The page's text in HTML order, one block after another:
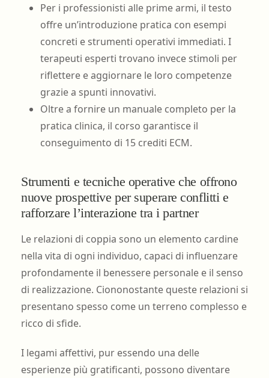
Per i professionisti alle prime armi, il testo
offre un’introduzione pratica con esempi
concreti e strumenti operativi immediati. I
terapeuti esperti trovano invece stimoli per
riflettere e aggiornare le loro competenze
grazie a spunti innovativi.
Oltre a fornire un manuale completo per la
pratica clinica, il corso garantisce il
conseguimento di 15 crediti ECM.
Strumenti e tecniche operative che offrono
nuove prospettive per superare conflitti e
rafforzare l’interazione tra i partner
Le relazioni di coppia sono un elemento cardine
nella vita di ogni individuo, capaci di influenzare
profondamente il benessere personale e il senso
di realizzazione. Ciononostante queste relazioni si
presentano spesso come un terreno complesso e
ricco di sfide.
I legami affettivi, pur essendo una delle
esperienze più gratificanti, possono diventare